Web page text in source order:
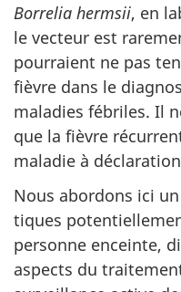
Borrelia hermsii, en
le vecteur est
pourraient ne pas
fièvre dans le
maladies fébriles. Il
que la fièvre
maladie à
Nous abordons ici
tiques
personne enceinte,
aspects du